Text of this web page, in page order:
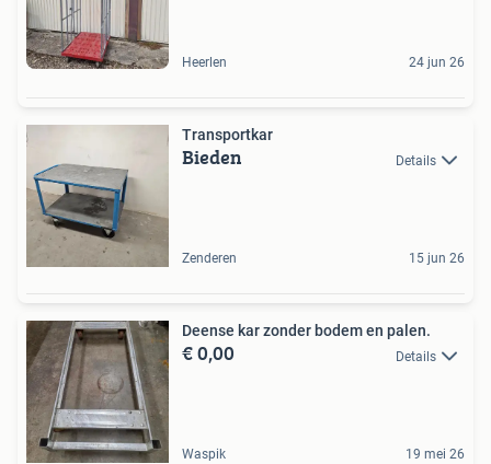
Heerlen 24 jun 26
Transportkar
Bieden Details
Zenderen 15 jun 26
Deense kar zonder bodem en palen.
€ 0,00 Details
Waspik 19 mei 26